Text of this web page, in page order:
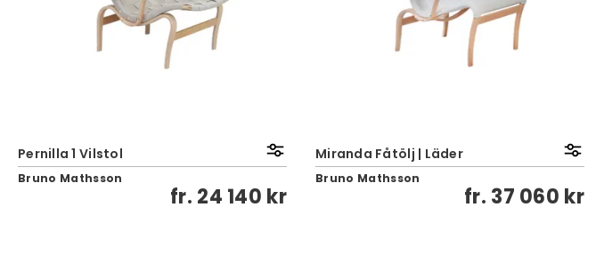
Pernilla 1 Vilstol
Bruno Mathsson
fr. 24 140 kr
Miranda Fåtölj | Läder
Bruno Mathsson
fr. 37 060 kr